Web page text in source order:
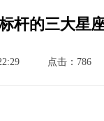
杆的三大星
点击：786